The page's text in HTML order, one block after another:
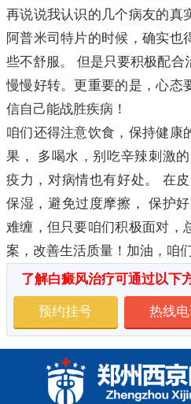
再说说我认识的几个病友的真
阿普米司特片的时候，确实也
些不舒服。 但是只要积极配合
慢慢好转。更重要的是，心态
信自己能战胜疾病！
咱们还得注意饮食，保持健康
果， 多喝水，别吃辛辣刺激
疫力，对病情也有好处。 在
保湿，避免过度摩擦， 保护
难缠，但只要咱们积极面对，
案，改善生活质量！加油，咱
了解白癜风治疗可通过以下
预约挂号 热线